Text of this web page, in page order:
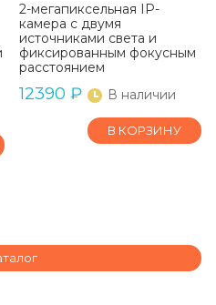
2-мегапиксельная IP-
камера с двумя
источниками света и
фиксированным фокусным
расстоянием
12390 ₽ В наличии
В КОРЗИНУ